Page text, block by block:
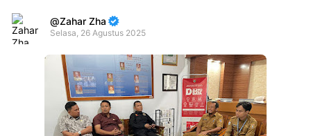
Zahar Zha
Selasa, 26 Agustus 2025
Premium